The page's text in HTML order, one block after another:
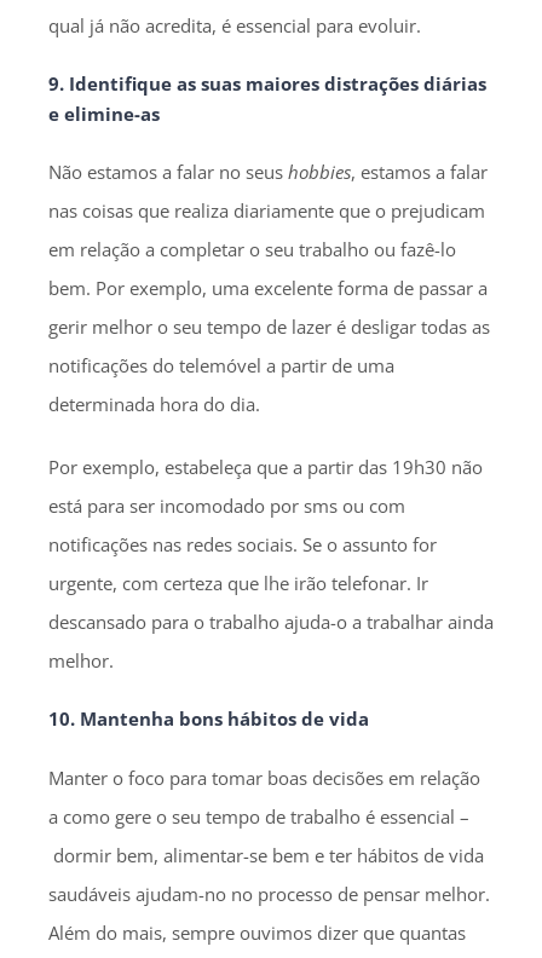
qual já não acredita, é essencial para evoluir.
9. Identifique as suas maiores distrações diárias
e elimine-as
Não estamos a falar no seus hobbies, estamos a falar
nas coisas que realiza diariamente que o prejudicam
em relação a completar o seu trabalho ou fazê-lo
bem. Por exemplo, uma excelente forma de passar a
gerir melhor o seu tempo de lazer é desligar todas as
notificações do telemóvel a partir de uma
determinada hora do dia.
Por exemplo, estabeleça que a partir das 19h30 não
está para ser incomodado por sms ou com
notificações nas redes sociais. Se o assunto for
urgente, com certeza que lhe irão telefonar. Ir
descansado para o trabalho ajuda-o a trabalhar ainda
melhor.
10. Mantenha bons hábitos de vida
Manter o foco para tomar boas decisões em relação
a como gere o seu tempo de trabalho é essencial –
dormir bem, alimentar-se bem e ter hábitos de vida
saudáveis ajudam-no no processo de pensar melhor.
Além do mais, sempre ouvimos dizer que quantas